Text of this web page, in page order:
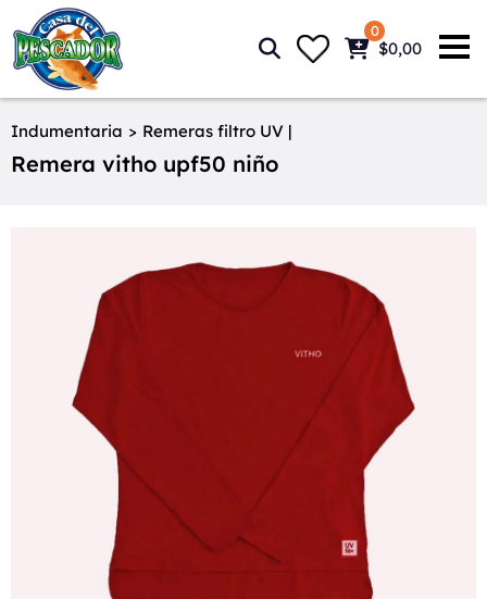
0
$0,00
Indumentaria > Remeras filtro UV |
Remera vitho upf50 niño